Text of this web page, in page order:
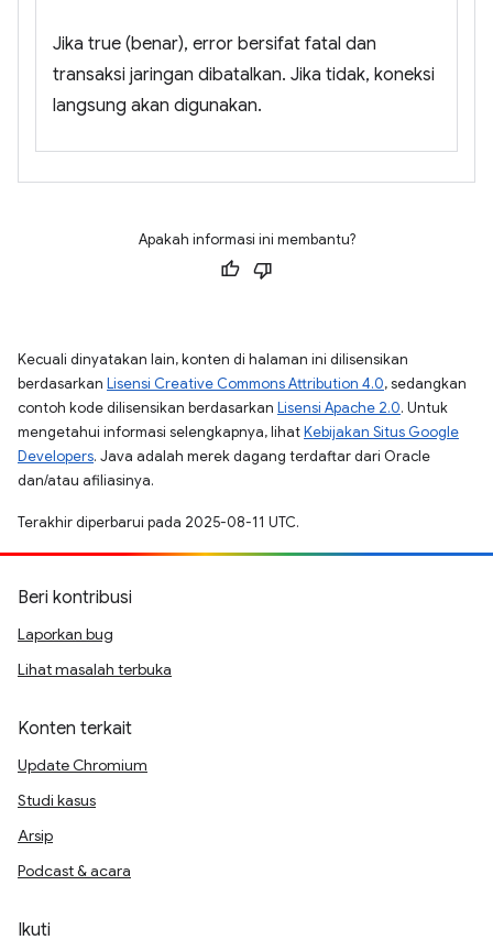
Jika true (benar), error bersifat fatal dan
transaksi jaringan dibatalkan. Jika tidak, koneksi
langsung akan digunakan.
Apakah informasi ini membantu?
Kecuali dinyatakan lain, konten di halaman ini dilisensikan
berdasarkan Lisensi Creative Commons Attribution 4.0, sedangkan
contoh kode dilisensikan berdasarkan Lisensi Apache 2.0. Untuk
mengetahui informasi selengkapnya, lihatKebijakan Situs Google
Developers. Java adalah merek dagang terdaftar dari Oracle
dan/atau afiliasinya.
Terakhir diperbarui pada 2025-08-11 UTC.
Beri kontribusi
Laporkan bug
Lihat masalah terbuka
Konten terkait
Update Chromium
Studi kasus
Arsip
Podcast & acara
Ikuti